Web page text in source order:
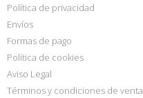
Política de privacidad
Envíos
Formas de pago
Política de cookies
Aviso Legal
Términos y condiciones de venta